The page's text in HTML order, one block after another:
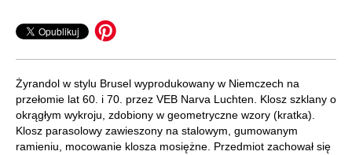
Żyrandol w stylu Brusel wyprodukowany w Niemczech na
przełomie lat 60. i 70. przez VEB Narva Luchten. Klosz szklany o
okrągłym wykroju, zdobiony w geometryczne wzory (kratka).
Klosz parasolowy zawieszony na stalowym, gumowanym
ramieniu, mocowanie klosza mosiężne. Przedmiot zachował się